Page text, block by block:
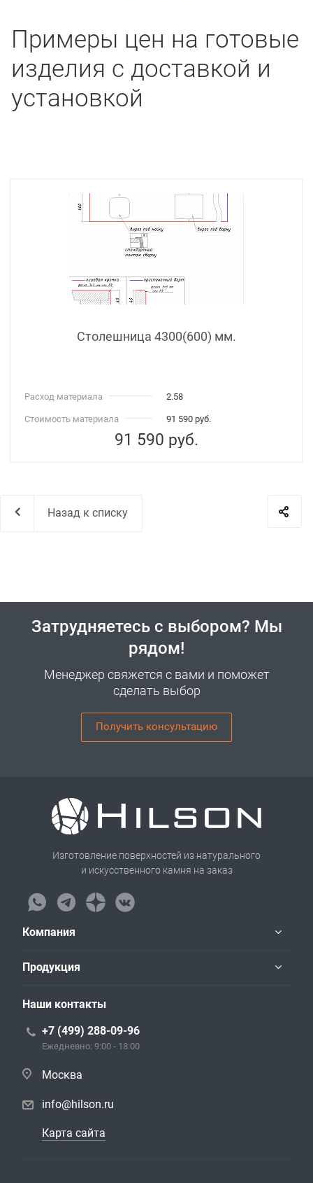
Примеры цен на готовые
изделия с доставкой и
установкой
Столешница 4300(600) мм.
Расход материала 2.58
Стоимость материала 91 590 руб.
91 590 руб.
Назад к списку
Затрудняетесь с выбором? Мы
рядом!
Менеджер свяжется с вами и поможет
сделать выбор
Получить консультацию
Изготовление поверхностей из натурального
и искусственного камня на заказ
Компания
Продукция
Наши контакты
+7 (499) 288-09-96
Ежедневно: 9:00 - 18:00
Москва
info@hilson.ru
Карта сайта